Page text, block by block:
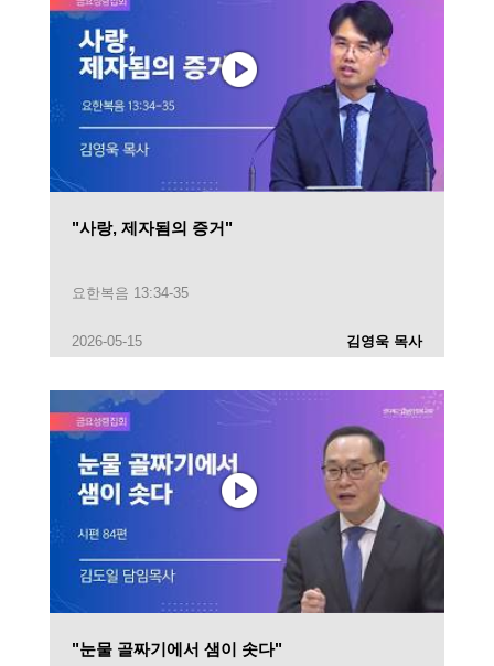
"사랑, 제자됨의 증거"
요한복음 13:34-35
2026-05-15 김영욱 목사
"눈물 골짜기에서 샘이 솟다"